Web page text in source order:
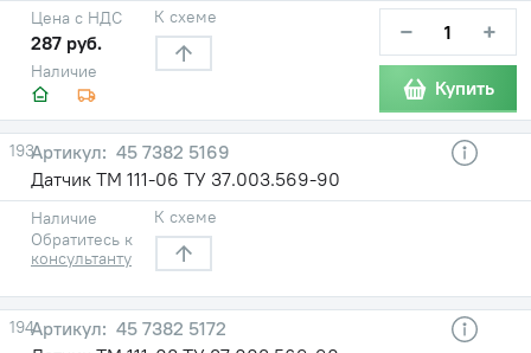
Наличие
Цена с НДС
287 руб.
К схеме − +
Купить
193
45 7382 5169
Датчик ТМ 111-06 ТУ 37.003.569-90
Наличие
Обратитесь к
консультанту
К схеме
194
45 7382 5172